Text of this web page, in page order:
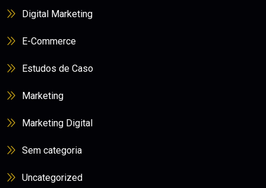
Digital Marketing
E-Commerce
Estudos de Caso
Marketing
Marketing Digital
Sem categoria
Uncategorized